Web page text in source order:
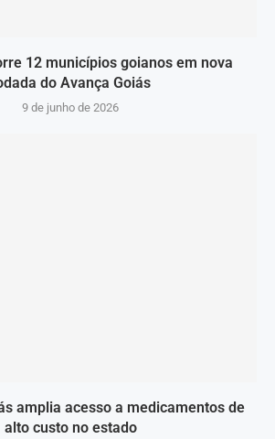
12 municípios goianos em nova
do Avança Goiás
9 de junho de 2026
amplia acesso a medicamentos de
alto custo no estado